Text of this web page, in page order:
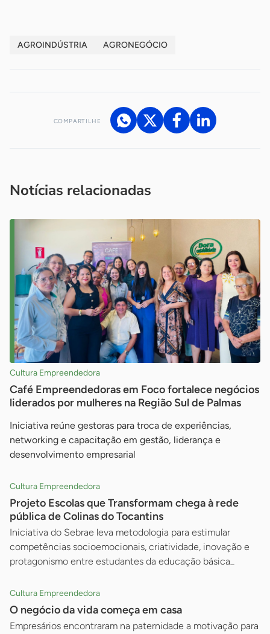
AGROINDÚSTRIA AGRONEGÓCIO
COMPARTILHE
Notícias relacionadas
Cultura Empreendedora
Café Empreendedoras em Foco fortalece negócios
liderados por mulheres na Região Sul de Palmas
Iniciativa reúne gestoras para troca de experiências,
networking e capacitação em gestão, liderança e
desenvolvimento empresarial
Cultura Empreendedora
Projeto Escolas que Transformam chega à rede
pública de Colinas do Tocantins
Iniciativa do Sebrae leva metodologia para estimular
competências socioemocionais, criatividade, inovação e
protagonismo entre estudantes da educação básica_
Cultura Empreendedora
O negócio da vida começa em casa
Empresários encontraram na paternidade a motivação para